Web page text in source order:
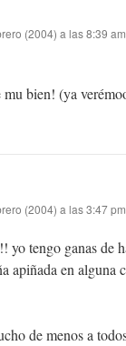
(2004) a las 8:39 am
mu bien! (ya
(2004) a las 3:47 pm
yo tengo ganas de
apiñada en alguna
de menos a